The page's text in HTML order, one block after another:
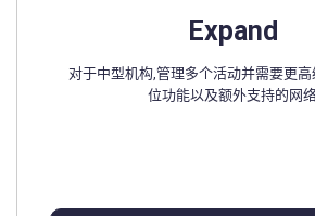
Expand
对于中型机构,管理多个活动并需要更
位功能以及额外支持的网